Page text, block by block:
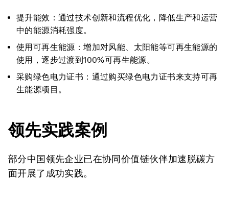
提升能效：通过技术创新和流程优化，降低生产和运营
中的能源消耗强度。
使用可再生能源：增加对风能、太阳能等可再生能源的
使用，逐步过渡到100%可再生能源。
采购绿色电力证书：通过购买绿色电力证书来支持可再
生能源项目。
领先实践案例
部分中国领先企业已在协同价值链伙伴加速脱碳方
面开展了成功实践。